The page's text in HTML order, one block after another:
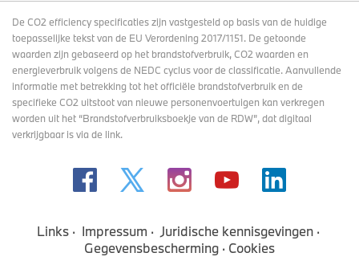
De CO2 efficiency specificaties zijn vastgesteld op basis van de huidige
toepasselijke tekst van de EU Verordening 2017/1151. De getoonde
waarden zijn gebaseerd op het brandstofverbruik, CO2 waarden en
energieverbruik volgens de NEDC cyclus voor de classificatie. Aanvullende
informatie met betrekking tot het officiële brandstofverbruik en de
specifieke CO2 uitstoot van nieuwe personenvoertuigen kan verkregen
worden uit het “Brandstofverbruiksboekje van de RDW”, dat digitaal
verkrijgbaaris via de link.
Links Impressum
Juridische kennisgevingen
Gegevensbescherming
Cookies